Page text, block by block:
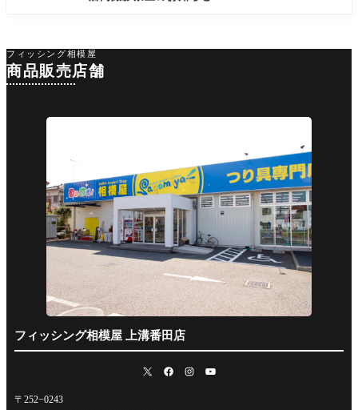
フィッシング相模屋
商品販売店舗
フィッシング相模屋 上溝番田店
〒252−0243